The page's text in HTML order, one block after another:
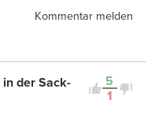
Kommentar melden
5
1
der Sack-